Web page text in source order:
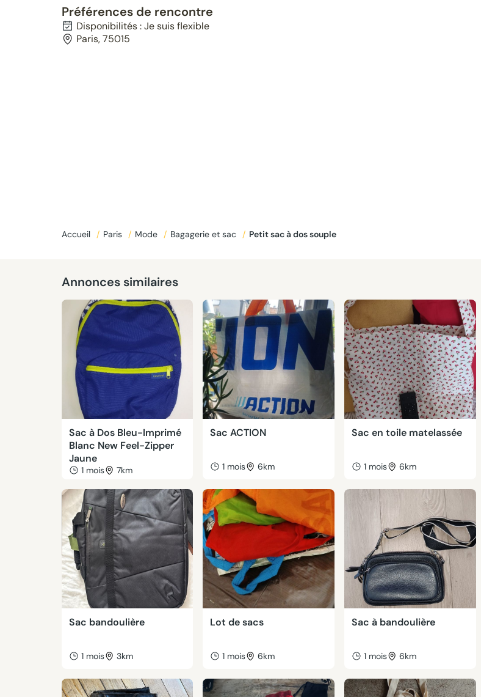
Préférences de rencontre
Disponibilités : Je suis flexible
Paris, 75015
Accueil / Paris / Mode / Bagagerie et sac / Petit sac à dos souple
Annonces similaires
Sac à Dos Bleu-Imprimé
Blanc New Feel-Zipper
Jaune
1 mois 7km
Sac ACTION
1 mois 6km
Sac en toile matelassée
1 mois 6km
Sac bandoulière
1 mois 3km
Lot de sacs
1 mois 6km
Sac à bandoulière
1 mois 6km